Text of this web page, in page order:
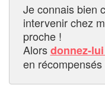
Je connais bien
intervenir chez
proche !
Alorsdonnez-
en récompensés